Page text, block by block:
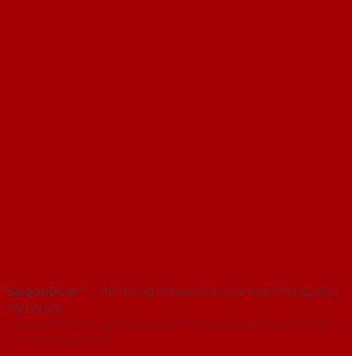
SaigonDoor™ - Hệ thống Showroom cửa nhựa hàng đầu
Việt Nam
Copyright ⓒ 2016 – 2026 SaigonDoor™ - www.bancuanhua.com | Đơn vị
chủ quản SaigonDoor